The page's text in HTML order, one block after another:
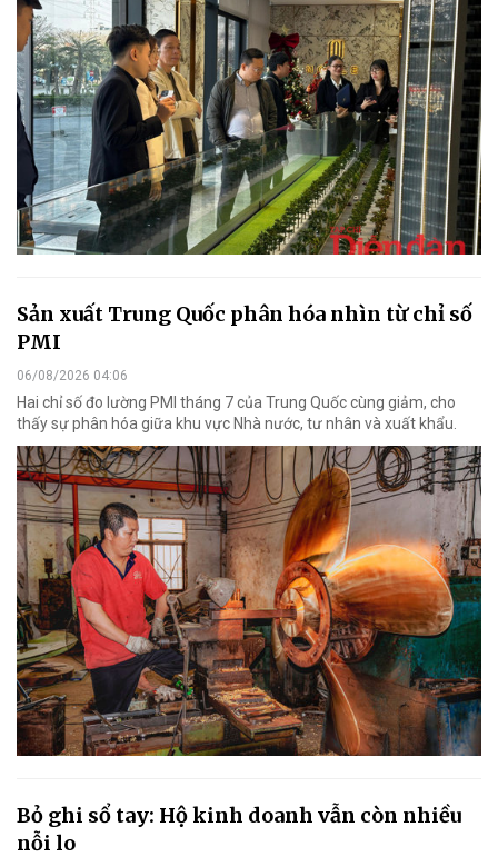
Sản xuất Trung Quốc phân hóa nhìn từ chỉ số
PMI
06/08/2026 04:06
Hai chỉ số đo lường PMI tháng 7 của Trung Quốc cùng giảm, cho
thấy sự phân hóa giữa khu vực Nhà nước, tư nhân và xuất khẩu.
Bỏ ghi sổ tay: Hộ kinh doanh vẫn còn nhiều
nỗi lo